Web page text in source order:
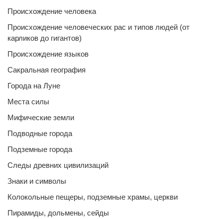
Происхождение человека
Происхождение человеческих рас и типов людей (от
карликов до гигантов)
Происхождение языков
Сакральная география
Города на Луне
Места силы
Мифические земли
Подводные города
Подземные города
Следы древних цивилизаций
Знаки и символы
Колокольные пещеры, подземные храмы, церкви
Пирамиды, дольмены, сейды